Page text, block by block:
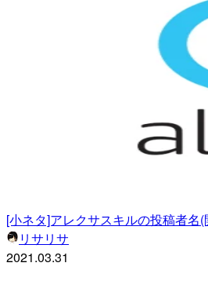
[小ネタ]アレクサスキルの投稿者名
リサリサ
2021.03.31